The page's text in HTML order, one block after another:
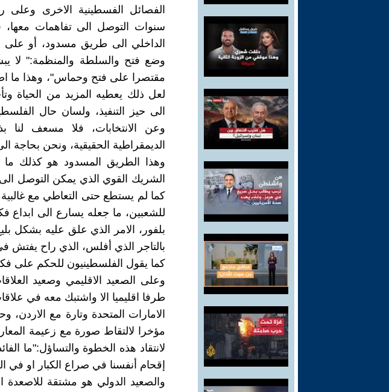
الفصائل الفسطينية الاخرى
سنوات التوصل الى تفاهمات معها،
الداخلي الى طريق مسدود، أو على
وضع فتح والسلطة والمنظمة:" لا
مقتصرا على فتح وحماس"، وهذا ما
لعل ذلك يعطيه المزيد من الحياة
الى حيز التنفيذ، ولسان حال
وعن الانتخابات، فلا مسعف لنا
الديمقراطية الحقيقية، ونحن بحاجة
وهذا الطريق المسدود هو كذلك ما
الشريك القوي الذي يمكن التوصل
كما لم يستطع حتى التعاطي مع غالبية
للشعبين، ما جعله يسارع الى ابداع
بلفور، الامر الذي علق عليه بشكل
بالتاجر الذي أفلس، الذي راح يفتش
كما يقول الفلسطينيون للحكم على
وعلى الصعيد الاقليمي وصعيد
طرفا اقليميا الا واشتبك معه في
الامارات المتحدة وتارة مع
مؤخرا لالتقاط صورة مع زعيمة
لانتقاد هذه الخطوة والتساؤل:"ما
إقحام أنفسنا في صراع الكبار او في
والصعيد الدولي هو مشتقة للاصعدة